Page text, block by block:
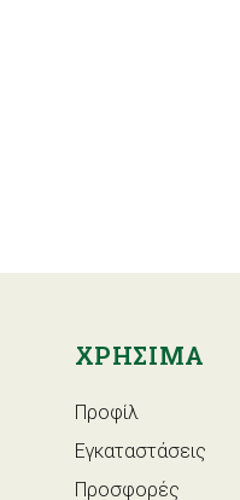
ΧΡΗΣΙΜΑ
Προφίλ
Εγκαταστάσεις
Προσφορές